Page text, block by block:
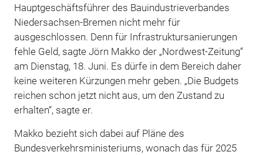
Hauptgeschäftsführer des Bauindustrieverbandes
Niedersachsen-Bremen nicht mehr für
ausgeschlossen. Denn für Infrastruktursanierungen
fehle Geld, sagte Jörn Makko der „Nordwest-Zeitung“
am Dienstag, 18. Juni. Es dürfe in dem Bereich daher
keine weiteren Kürzungen mehr geben. „Die Budgets
reichen schon jetzt nicht aus, um den Zustand zu
erhalten“, sagte er.
Makko bezieht sich dabei auf Pläne des
Bundesverkehrsministeriums, wonach das für 2025